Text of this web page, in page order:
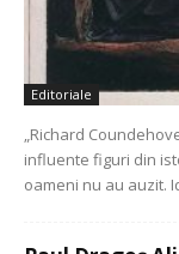
Editoriale
„Richard
influente figuri din
oameni nu au auzit.